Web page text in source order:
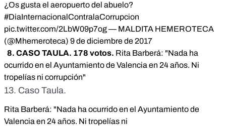
¿Os gusta el aeropuerto del abuelo?
#DiaInternacionalContralaCorrupcion
pic.twitter.com/2LbW09p7og— MALDITA HEMEROTECA
(@Mhemeroteca) 9 de diciembre de 2017
8. CASO TAULA. 178 votos. Rita Barberá: "Nada ha
ocurrido en el Ayuntamiento de Valencia en 24 años. Ni
tropelías ni corrupción"
13. Caso Taula.
Rita Barberá: "Nada ha ocurrido en el Ayuntamiento de
Valencia en 24 años. Ni tropelías ni